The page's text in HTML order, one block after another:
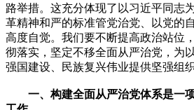
路举措。这充分体现了以习近平同志
革精神和严的标准管党治党、以党的
高度自觉。我们要不断提高政治站位
彻落实，坚定不移全面从严治党，为
强国建设、民族复兴伟业提供坚强组织
一、构建全面从严治党体系是一